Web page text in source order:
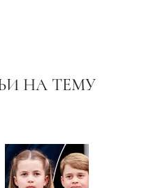
НА ТЕМУ